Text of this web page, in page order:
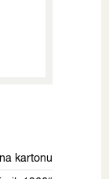
kartonu